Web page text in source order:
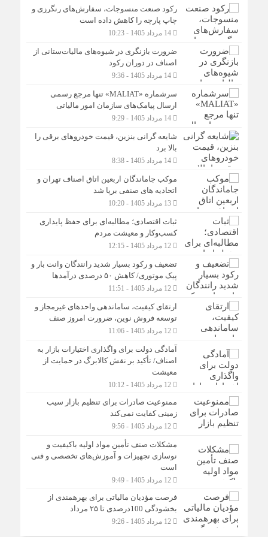
رکود صنعت منسوجات، سفارش‌های رنگرزی و
چاپ پارچه را کاهش داده است
14 مرداد 1405 - 10:23
ضرورت بازنگری در شیوه‌های مالیات‌ستانی از
اصناف در دوران رکود
14 مرداد 1405 - 9:36
سرشماره «MALIAT» تنها مرجع رسمی
ارسال پیامک‌های سازمان امور مالیاتی
14 مرداد 1405 - 9:29
شایعه گرانی بنزین، قیمت خودروهای برقی را
بالا برد
14 مرداد 1405 - 8:38
موکب جاماندگان اربعین اتاق اصناف تهران و
اتحادیه های صنفی برپا شد
13 مرداد 1405 - 10:20
ثبات اقتصادی؛ مطالبه‌ای برای حفظ پایداری
کسب‌وکار و معیشت مردم
12 مرداد 1405 - 12:15
تضعیف و رکود بسیار شدید رانندگان وانت بار و
پیک موتوری/ کاهش ۵۰ درصدی درآمدها
12 مرداد 1405 - 11:51
ارتقای کیفیت، ساماندهی واحدهای غیرمجاز و
توسعه فروش نوین، ضرورت امروز صنف
12 مرداد 1405 - 11:06
آمادگی دولت برای واگذاری اختیارات بازار به
اصناف/ تأکید بر نقش کالابرگ در حمایت از
معیشت
12 مرداد 1405 - 10:12
ممنوعیت صادرات برای تنظیم بازار سیب
زمینی کفایت نمی‌کند
12 مرداد 1405 - 9:56
مشکلات صنف تأمین مواد اولیه باکیفیت و
نوسازی تجهیزات و آموزش‌های تخصصی و فنی
است
12 مرداد 1405 - 9:49
فرصت مؤدیان مالیاتی برای بهره‎مندی از
بخشودگی 100درصدی تا ۲۵ مرداد
12 مرداد 1405 - 9:26